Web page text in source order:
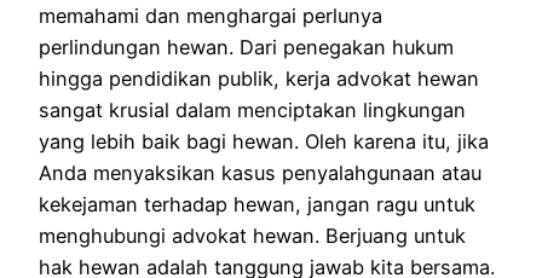
memahami dan menghargai perlunya
perlindungan hewan. Dari penegakan hukum
hingga pendidikan publik, kerja advokat hewan
sangat krusial dalam menciptakan lingkungan
yang lebih baik bagi hewan. Oleh karena itu, jika
Anda menyaksikan kasus penyalahgunaan atau
kekejaman terhadap hewan, jangan ragu untuk
menghubungi advokat hewan. Berjuang untuk
hak hewan adalah tanggung jawab kita bersama.